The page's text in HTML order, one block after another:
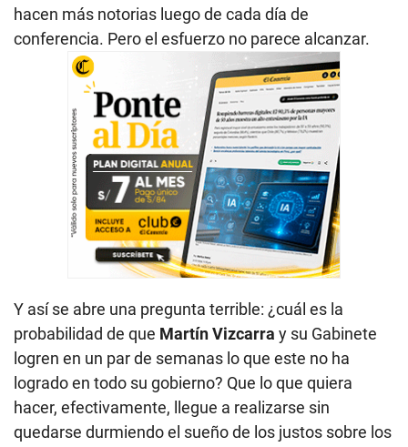
hacen más notorias luego de cada día de
conferencia. Pero el esfuerzo no parece alcanzar.
Y así se abre una pregunta terrible: ¿cuál es la
probabilidad de que Martín Vizcarra y su Gabinete
logren en un par de semanas lo que este no ha
logrado en todo su gobierno? Que lo que quiera
hacer, efectivamente, llegue a realizarse sin
quedarse durmiendo el sueño de los justos sobre los